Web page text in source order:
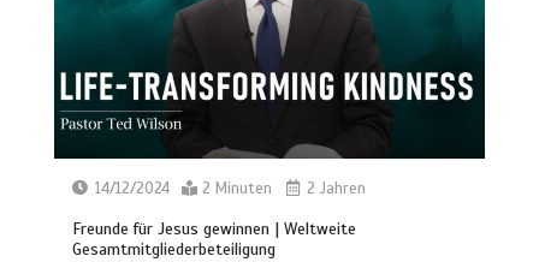
14/12/2024 2 Minuten 2 Jahren
Freunde für Jesus gewinnen | Weltweite
Gesamtmitgliederbeteiligung